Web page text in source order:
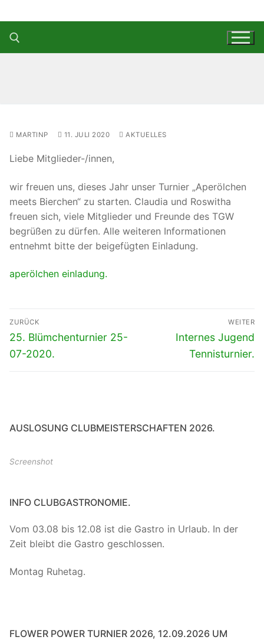
Inhalt
springen
MARTINP 11. JULI 2020 AKTUELLES
Liebe Mitglieder-/innen,
wir freuen uns, dieses Jahr unser Turnier „Aperölchen
meets Bierchen“ zu starten. Claudia und Roswitha
freuen sich, viele Mitglieder und Freunde des TGW
begrüßen zu dürfen. Alle weiteren Informationen
entnehmt bitte der beigefügten Einladung.
aperölchen einladung.
Beitragsnavigation
ZURÜCK
Vorheriger
Beitrag:
25. Blümchenturnier 25-
07-2020.
WEITER
Nächster
Beitrag:
Internes Jugend
Tennisturnier.
AUSLOSUNG CLUBMEISTERSCHAFTEN 2026.
Screenshot
INFO CLUBGASTRONOMIE.
Vom 03.08 bis 12.08 ist die Gastro in Urlaub. In der
Zeit bleibt die Gastro geschlossen.
Montag Ruhetag.
FLOWER POWER TURNIER 2026, 12.09.2026 UM